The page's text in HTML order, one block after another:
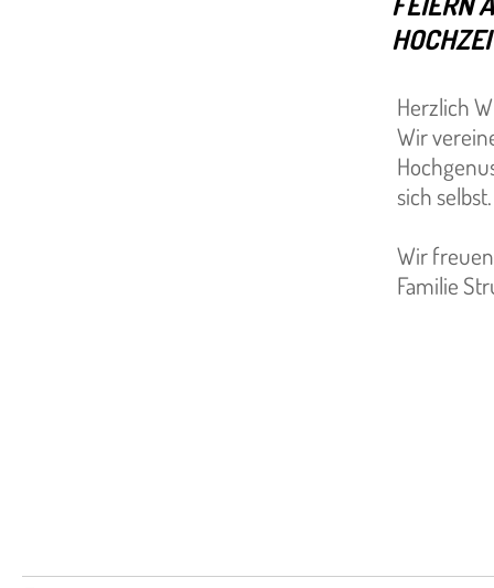
Herzlich
Wir
sich selbst.
Wir
Familie